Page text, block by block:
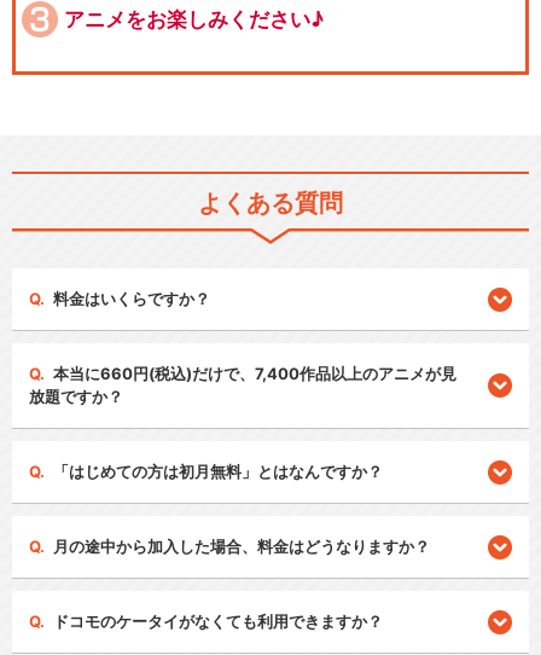
アニメをお楽しみください♪
よくある質問
料金はいくらですか？
本当に660円(税込)だけで、7,400作品以上のアニメが見
放題ですか？
「はじめての方は初月無料」とはなんですか？
月の途中から加入した場合、料金はどうなりますか？
ドコモのケータイがなくても利用できますか？